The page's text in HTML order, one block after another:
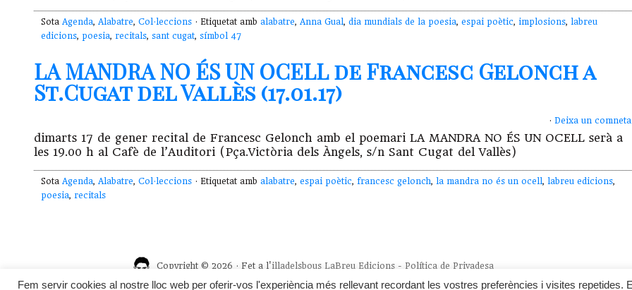
Sota Agenda, Alabatre, Col·leccions · Etiquetat amb alabatre, Anna Gual, dia mundials de la poesia, espai poètic, implosions, labreu
edicions, poesia, recitals, sant cugat, símbol 47
LA MANDRA NO ÉS UN OCELL de Francesc Gelonch a
St.Cugat del Vallès (17.01.17)
· Deixa un
dimarts 17 de gener recital de Francesc Gelonch amb el poemari LA MANDRA NO ÉS UN OCELL serà a
les 19.00 h al Cafè de l’Auditori (Pça.Victòria dels Àngels, s/n Sant Cugat del Vallès)
Sota Agenda, Alabatre, Col·leccions · Etiquetat amb alabatre, espai poètic, francesc gelonch, la mandra no és un ocell, labreu edicions,
poesia, recitals
Copyright © 2026 · Fet a l'illadelsbous LaBreu Edicions - Política de Privadesa
Fem servir cookies al nostre lloc web per oferir-vos l'experiència més rellevant recordant les vostres preferències i visites repetides.